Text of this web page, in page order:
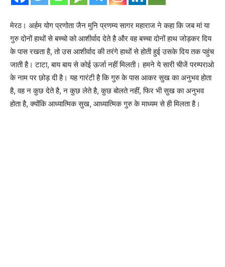
मेरठ। अर्हम योग प्रणोता जैन मुनि प्रणम्य सागर महाराज ने कहा कि जब मां या
गुरु दोनों हाथों से बच्चो को आशीर्वाद देते है और वह बच्चा दोनों हाथ जोड़कर दिय
के पास रखता है, तो उस आशीर्वाद की तरंगे हाथों से होती हुई उसके दिय तक पहुंच
जाती है। टाटा, बाय बाय से कोई ऊर्जा नहीं मिलती। हमने ये सारी चीजें परम्पराओ
के नाम पर छोड़ दी है। यह गारंटी है कि गुरु के पास आकर सुख का अनुभव होता
है, वह न कुछ देते है, न कुछ लेते है, कुछ बोलते नहीं, फिर भी सुख का अनुभव
होता है, क्योंकि आध्यात्मिक सुख, आध्यात्मिक गुरु के माध्यम से ही मिलता है।